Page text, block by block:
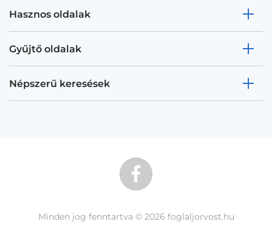
Hasznos oldalak
Gyűjtő oldalak
Népszerű keresések
Minden jog fenntartva © 2026 foglaljorvost.hu